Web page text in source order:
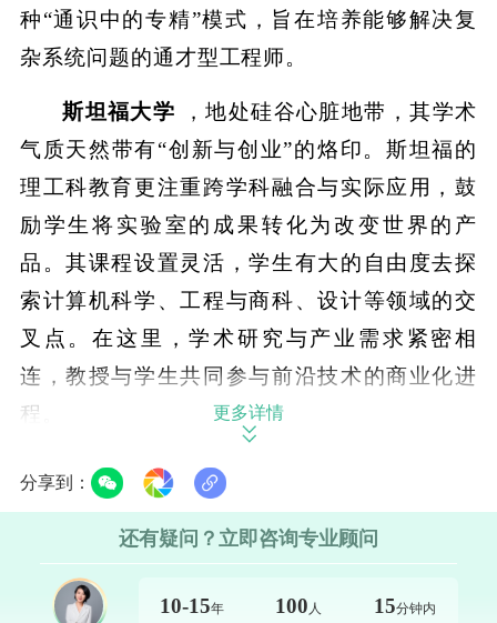
种“通识中的专精”模式，旨在培养能够解决复
杂系统问题的通才型工程师。
斯坦福大学
，地处硅谷心脏地带，其学术
气质天然带有“创新与创业”的烙印。斯坦福的
理工科教育更注重跨学科融合与实际应用，鼓
励学生将实验室的成果转化为改变世界的产
品。其课程设置灵活，学生有大的自由度去探
索计算机科学、工程与商科、设计等领域的交
叉点。在这里，学术研究与产业需求紧密相
连，教授与学生共同参与前沿技术的商业化进
程。
卡内基梅隆大学
艺术的学府，其学术风格更为纯粹与。尤其在
计算机科学领域，CMU以其严谨、系统、深入
的课程体系闻名于世。学生从本科阶段便接触
更多详情
分享到：
还有疑问？立即咨询专业顾问
10-15年
100 人
15分钟内